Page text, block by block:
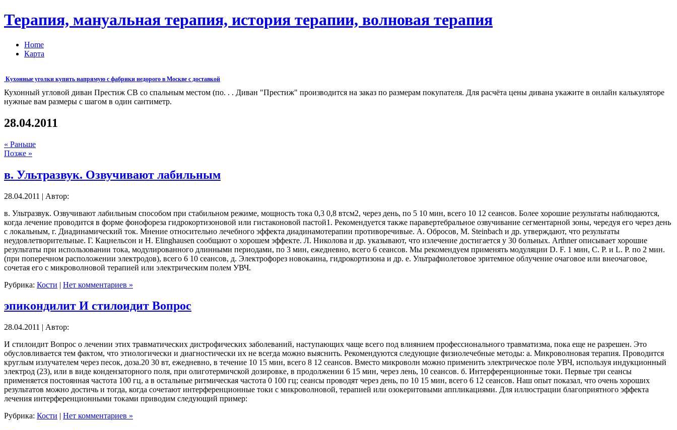
Терапия, мануальная терапия, история терапии, волновая терапия
Home
Карта
Кухонные уголки купить напрямую с фабрики недорого в Москве с доставкой
Кухонный угловой диван Престиж СВ со спальным местом (по. . . Диван "Престиж" производится на заказ по размерам покупателя. Для расчёта цены дивана укажите в онлайн калькуляторе
нужные вам размеры с шагом в один сантиметр.
28.04.2011
« Раньше
Позже »
в. Ультразвук. Озвучивают лабильным
28.04.2011 | Автор:
в. Ультразвук. Озвучивают лабильным способом при стабильном режиме, мощность тока 0,3 0,8 втсм2, через день, по 5 10 мин, всего 10 12 сеансов. Более хорошие результаты наблюдаются,
когда лечение проводится в форме фонофореза гидрокортизоновой или гистаконовой пастой1. Рекомендуется также паравертебральное озвучивание сегментарной зоны, чередуя его через день
с локальным, г. Диадинамический ток. Мнение относительно лечебного эффекта диадинамотерапии противоречивые. А. Обросов, М. Steinbach и др. утверждают, что результаты
неудовлетворительные. Г. Кацнельсон и Н. Elinghausen сообщают о хорошем эффекте. Л. Николова и др. указывают, что излечение достигается у 30 больных. Arthner описывает хорошие
результаты при использовании тока, модулированного длинными периодами, по 3 мин, ежедневно, всего 6 сеансов. Мы рекомендуем применять модуляции D. F. 1 мин, С. Р. и L. P. по 2 мин.
(при поперечном расположении электродов), всего 6 10 сеансов, д. Электрофорез новокаина, гидрокортизона и др. е. Ультрафиолетовое эритемное облучение очаговое или внеочаговое,
сочетая его с микроволновой терапией или электрическим полем УВЧ.
Рубрика: Кости | Нет комментариев »
эпикондилит И стилоидит Вопрос
28.04.2011 | Автор:
И стилоидит Вопрос о лечении этих травматических дистрофических заболеваний, наступающих чаще всего под влиянием профессионального травматизма, пока еще не разрешен. Это
обусловливается тем фактом, что этиологически и диагностически их не всегда можно выяснить. Рекомендуются следующие физиолечебные методы: а. Микроволновая терапия. Проводится
круглым излучателем через песок, доза.20 30 вт, ежедневно, в течение 10 15 мин, всего 8 12 сеансов. Вместо микроволн можно применить электрическое поле УВЧ, используя индукционный
электрод (23), или в виде кондензаторного поля, при олиготермичской дозировке, в продолжении 6 15 мин, через лень, 10 сеансов. б. Интерференционные токи. Первые три сеансы
применяется постоянная частота 100 гц, а в остальные ритмическая частота 0 100 гц; сеансы проводят через день, по 10 15 мин, всего 6 12 сеансов. Наш опыт показал, что очень хороших
результатов можно достичь и тогда, когда сочетают интерференционные токи с микроволновой, терапией или озокеритовыми аппликациями. Для иллюстрации благоприятного эффекта
лечения интерференционными токами приводим следующий пример:
Рубрика: Кости | Нет комментариев »